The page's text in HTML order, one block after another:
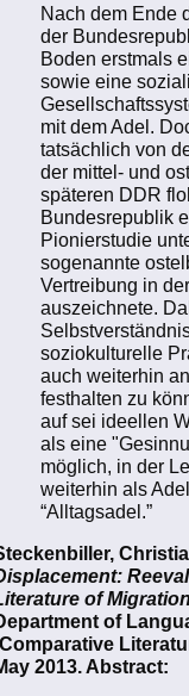
Nach dem Ende
der
Boden erstmals
sowie eine
mit dem Adel.
tatsächlich von
der mittel- und
späteren DDR
Bundesrepublik
Pionierstudie
sogenannte
Vertreibung in
auszeichnete.
soziokulturelle
auch weiterhin
festhalten zu
auf sei ideellen
als eine
möglich, in der
weiterhin als
“Alltagsadel.”
of Migration
of
2013. Abstract: